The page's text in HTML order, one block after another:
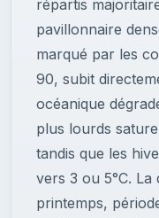
répartis
pavillonnaire
marqué par les
90, subit
océanique
plus lourds
tandis que les
vers 3 ou 5°C.
printemps,